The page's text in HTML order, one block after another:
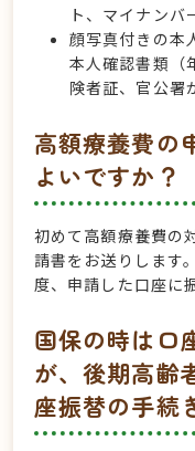
ト、マイナンバ
顔写真付きの本
本人確認書類（
険者証、官公署
高額療養費の
よいですか？
初めて高額療養費の
請書をお送りします
度、申請した口座に
国保の時は口
が、後期高齢
座振替の手続